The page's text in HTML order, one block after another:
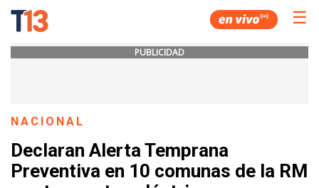
☰
PUBLICIDAD
NACIONAL
Declaran Alerta Temprana
Preventiva en 10 comunas de la RM